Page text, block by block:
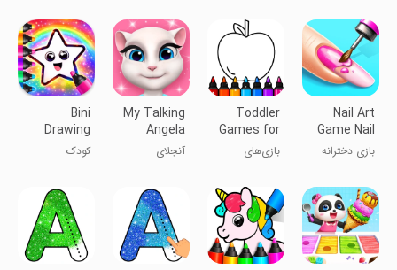
نوپایان
Nail Art
Game Nail
Salon
Games
بازی دخترانه
Toddler
Games for
2+ Year
Olds
بازی‌های
کودکان ۲ سال
به بالا
My Talking
Angela
آنجلای
Bini
Drawing
games for
kids
کودک